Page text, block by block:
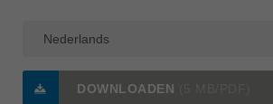
DOWNLOADEN